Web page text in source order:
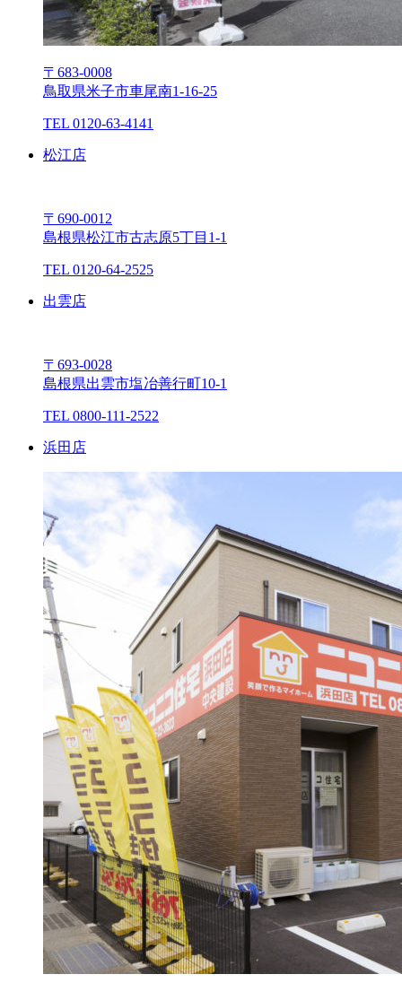
〒683-0008
⿃取県⽶⼦市⾞尾南1-16-25
TEL 0120-63-4141
松江店
〒690-0012
島根県松江市古志原5丁⽬1-1
TEL 0120-64-2525
出雲店
〒693-0028
島根県出雲市塩冶善⾏町10-1
TEL 0800-111-2522
浜⽥店